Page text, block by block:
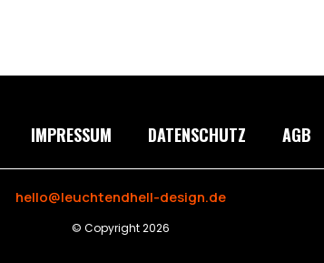
IMPRESSUM DATENSCHUTZ AGB
hello@leuchtendhell-design.de
© Copyright 2026